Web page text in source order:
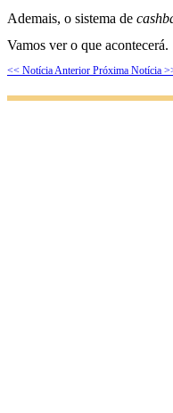
Ademais, o sistema de
Vamos ver o que acontecerá.
<< Notícia Anterior Próxima Notícia